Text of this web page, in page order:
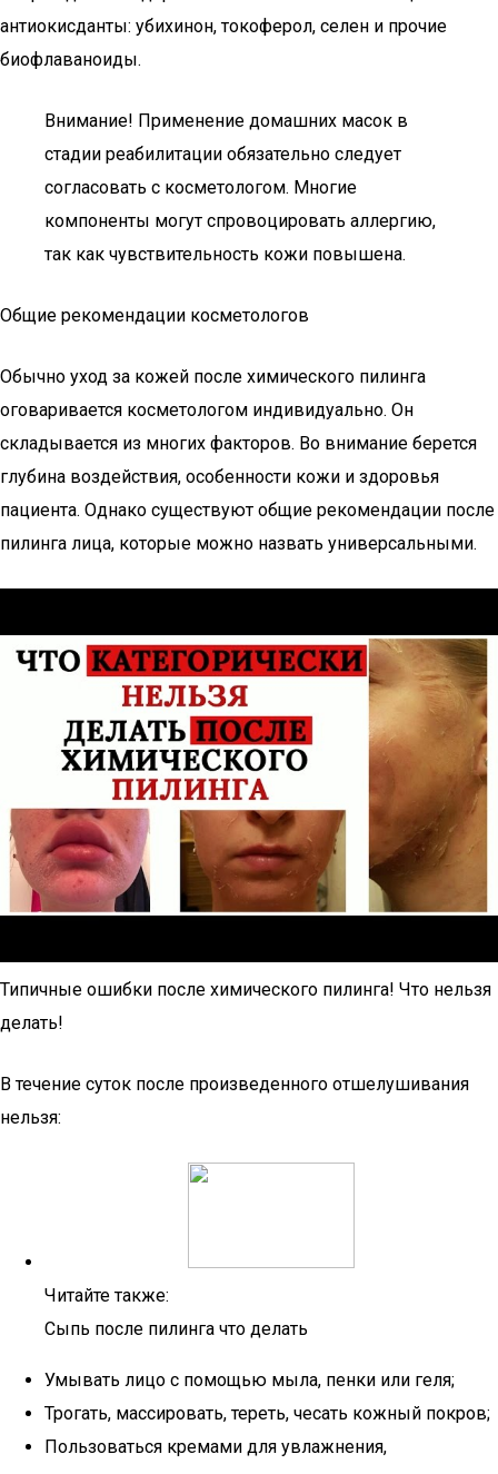
антиокисданты: убихинон, токоферол, селен и прочие
биофлаваноиды.
Внимание! Применение домашних масок в
стадии реабилитации обязательно следует
согласовать с косметологом. Многие
компоненты могут спровоцировать аллергию,
так как чувствительность кожи повышена.
Общие рекомендации косметологов
Обычно уход за кожей после химического пилинга
оговаривается косметологом индивидуально. Он
складывается из многих факторов. Во внимание берется
глубина воздействия, особенности кожи и здоровья
пациента. Однако существуют общие рекомендации после
пилинга лица, которые можно назвать универсальными.
Типичные ошибки после химического пилинга! Что нельзя
делать!
В течение суток после произведенного отшелушивания
нельзя:
Читайте также:
Сыпь после пилинга что делать
Умывать лицо с помощью мыла, пенки или геля;
Трогать, массировать, тереть, чесать кожный покров;
Пользоваться кремами для увлажнения,